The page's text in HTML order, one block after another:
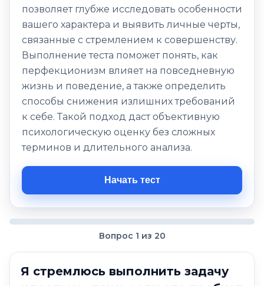
позволяет глубже исследовать особенности
вашего характера и выявить личные черты,
связанные с стремлением к совершенству.
Выполнение теста поможет понять, как
перфекционизм влияет на повседневную
жизнь и поведение, а также определить
способы снижения излишних требований
к себе. Такой подход даст объективную
психологическую оценку без сложных
терминов и длительного анализа.
Начать тест
Вопрос 1 из 20
Я стремлюсь выполнить задачу